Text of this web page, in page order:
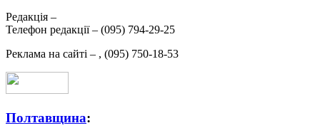
Редакція –
Телефон редакції – (095) 794-29-25
Реклама на сайті – , (095) 750-18-53
Полтавщина: